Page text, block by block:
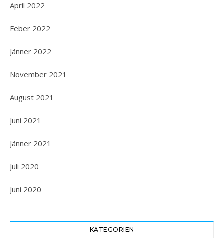
April 2022
Feber 2022
Jänner 2022
November 2021
August 2021
Juni 2021
Jänner 2021
Juli 2020
Juni 2020
KATEGORIEN